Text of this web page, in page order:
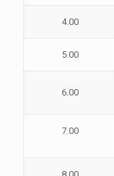
4.00
5.00
6.00
7.00